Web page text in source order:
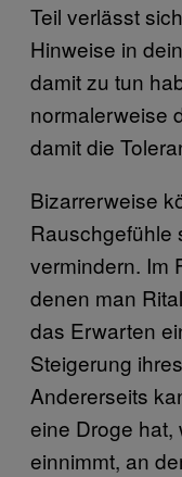
Teil verlässt
Hinweise in
damit zu tun
normalerweise
damit die
Bizarrerweise
Rauschgefühle
vermindern. Im
denen man
das Erwarten
Steigerung
Andererseits
eine Droge hat,
einnimmt, an